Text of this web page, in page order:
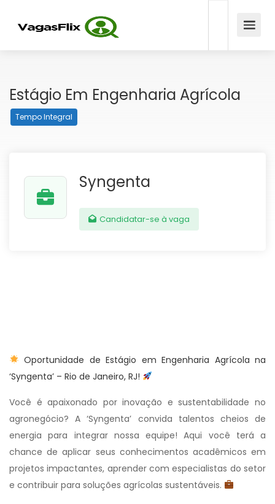
Estágio Em Engenharia Agrícola
Tempo Integral
Syngenta
Candidatar-se à vaga
Oportunidade de Estágio em Engenharia Agrícola na
‘Syngenta’ – Rio de Janeiro, RJ!
Você é apaixonado por inovação e sustentabilidade no
agronegócio? A ‘Syngenta’ convida talentos cheios de
energia para integrar nossa equipe! Aqui você terá a
chance de aplicar seus conhecimentos acadêmicos em
projetos impactantes, aprender com especialistas do setor
e contribuir para soluções agrícolas sustentáveis.